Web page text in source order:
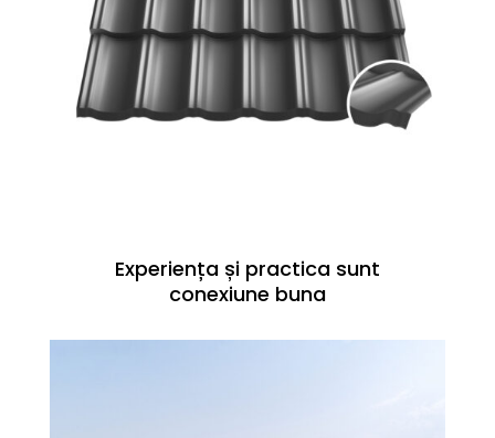
Experiența și practica sunt
conexiune buna